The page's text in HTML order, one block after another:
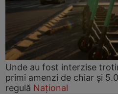
Unde au fost interzise
primi amenzi de chiar și
regulă Național